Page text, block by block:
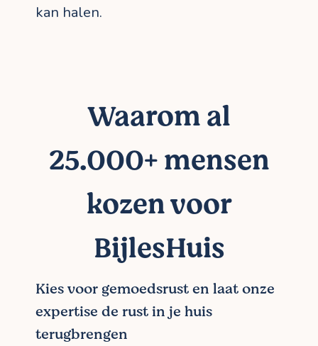
kan halen.
Waarom al
25.000+ mensen
kozen voor
BijlesHuis
Kies voor gemoedsrust en laat onze
expertise de rust in je huis
terugbrengen